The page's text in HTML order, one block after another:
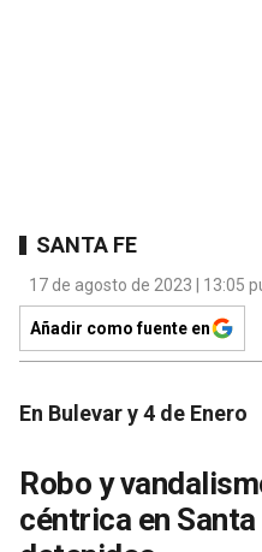
SANTA FE
17 de agosto de 2023 | 13:05
Añadir como fuente en
En Bulevar y 4 de Enero
Robo y
céntrica en Santa